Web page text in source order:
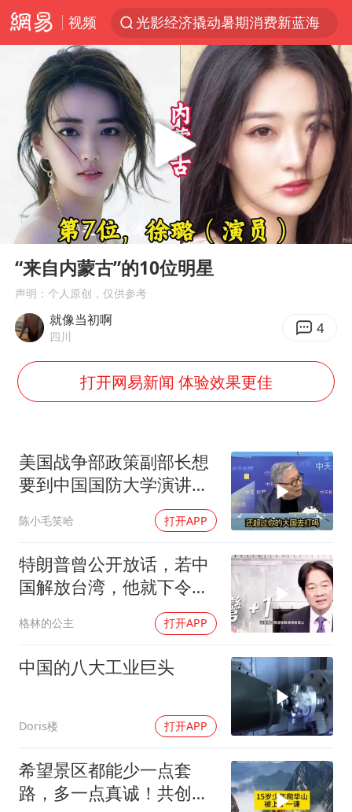
视频
光影经济撬动暑期消费新蓝海
陈思诚零点晒照为佟丽娅庆生
微信又有新功能，你可以“撤回”你的撤回了！
河南发布农田渍涝灾害风险预警
新疆优化调整景区内自驾服务费
情侣平潭拍日出坠崖1死1伤
《欢迎来龙餐馆》口碑
央视新主播李秋莹孙亚鹏亮相
郑丽文：台湾从来没有“独立”过
全民健身事业高质量发展
唐田赛前发布会上引用《孙子兵法》
乐享全民健身 共筑健康中国
Play
00:00 01:00
“来自内蒙古”的10位明星
声明：个人原创，仅供参考
就像当初啊
四川 4
打开网易新闻 体验效果更佳
美国战争部政策副部长想
要到中国国防大学演讲？
陈小毛笑哈 打开APP
特朗普曾公开放话，若中
国解放台湾，他就下令轰
格林的公主 打开APP
中国的八大工业巨头
Doris楼 打开APP
希望景区都能少一点套
路，多一点真诚！共创良